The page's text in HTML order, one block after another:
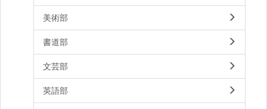
美術部
書道部
文芸部
英語部